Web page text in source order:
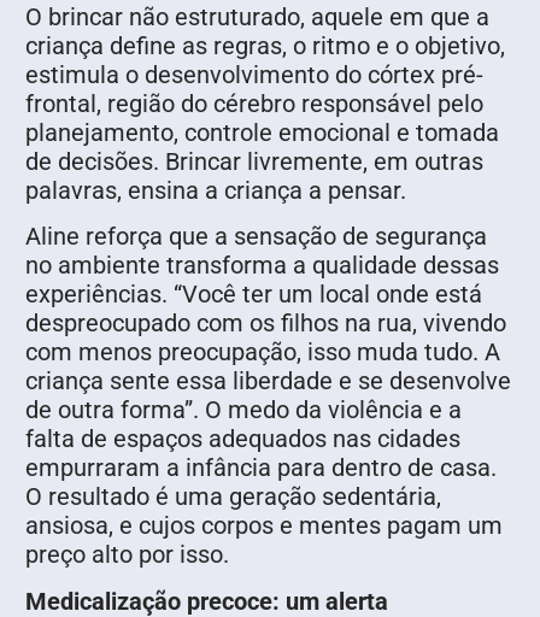
O brincar não estruturado, aquele em que a
criança define as regras, o ritmo e o objetivo,
estimula o desenvolvimento do córtex pré-
frontal, região do cérebro responsável pelo
planejamento, controle emocional e tomada
de decisões. Brincar livremente, em outras
palavras, ensina a criança a pensar.
Aline reforça que a sensação de segurança
no ambiente transforma a qualidade dessas
experiências. “Você ter um local onde está
despreocupado com os filhos na rua, vivendo
com menos preocupação, isso muda tudo. A
criança sente essa liberdade e se desenvolve
de outra forma”. O medo da violência e a
falta de espaços adequados nas cidades
empurraram a infância para dentro de casa.
O resultado é uma geração sedentária,
ansiosa, e cujos corpos e mentes pagam um
preço alto por isso.
Medicalização precoce: um alerta